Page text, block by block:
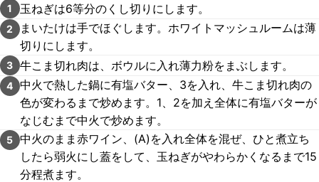
1 玉ねぎは6等分のくし切りにします。
2
まいたけは手でほぐします。ホワイトマッシュルームは薄
切りにします。
3 牛こま切れ肉は、ボウルに入れ薄力粉をまぶします。
4 中火で熱した鍋に有塩バター、3を入れ、牛こま切れ肉の
色が変わるまで炒めます。1、2を加え全体に有塩バターが
なじむまで中火で炒めます。
5 中火のまま赤ワイン、(A)を入れ全体を混ぜ、ひと煮立ち
したら弱火にし蓋をして、玉ねぎがやわらかくなるまで15
分程煮ます。